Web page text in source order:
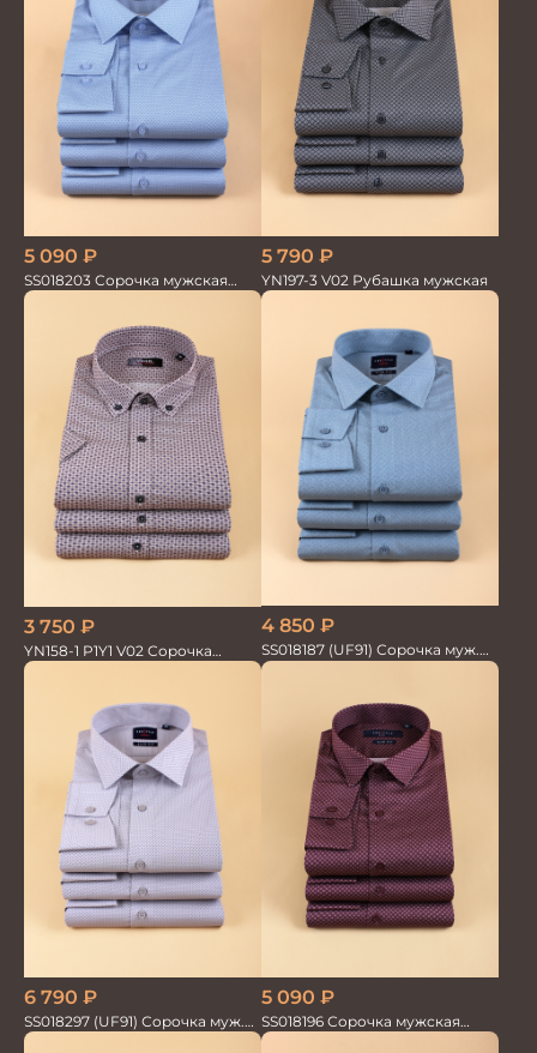
5 090 ₽
SS018203 Сорочка мужская
GROSTYLE PRIME
5 790 ₽
YN197-3 V02 Рубашка мужская
3 750 ₽
YN158-1 P1Y1 V02 Сорочка
мужская кор.рукав
4 850 ₽
SS018187 (UF91) Сорочка муж.
GROSTYLE TRENDY
6 790 ₽
SS018297 (UF91) Сорочка муж.
GROSTYLE TRENDY
5 090 ₽
SS018196 Сорочка мужская
GROSTYLE PRIME